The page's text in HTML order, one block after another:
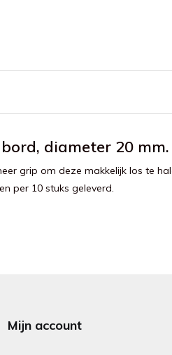
diameter 20 mm.
grip om deze makkelijk los te
per 10 stuks geleverd.
Mijn account